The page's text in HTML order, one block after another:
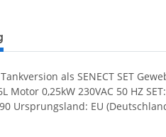
als SENECT SET
Motor 0,25kW 230VAC 50 HZ
Ursprungsland: EU